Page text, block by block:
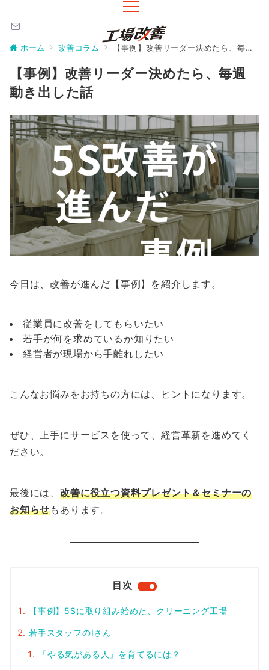
ホーム 改善コラム 【事例】改善リーダー決めたら、毎週動き出した話
【事例】改善リーダー決めたら、毎週
動き出した話
今日は、改善が進んだ【事例】を紹介します。
従業員に改善をしてもらいたい
若手が何を求めているか知りたい
経営者が現場から手離れしたい
こんなお悩みをお持ちの方には、ヒントになります。
ぜひ、上手にサービスを使って、経営革新を進めてく
ださい。
最後には、 改善に役立つ資料プレゼント＆セミナーの
お知らせもあります。
目次
【事例】5Sに取り組み始めた、クリーニング工場
若手スタッフのIさん
「やる気がある人」を育てるには？